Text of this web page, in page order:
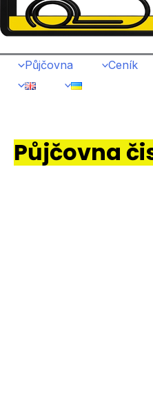
Půjčovna Ceník
Půjčovna